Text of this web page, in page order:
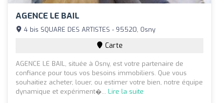
AGENCE LE BAIL
4 bis SQUARE DES ARTISTES - 95520, Osny
Carte
AGENCE LE BAIL, située à Osny, est votre partenaire de
confiance pour tous vos besoins immobiliers. Que vous
souhaitiez acheter, louer, ou estimer votre bien, notre équipe
dynamique et expériment�... Lire la suite